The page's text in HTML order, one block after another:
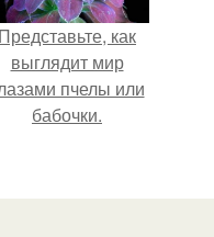
Представьте, как
выглядит мир
пчелы или
бабочки.